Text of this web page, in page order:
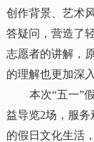
创作背景、艺术
答疑问，营造了
志愿者的讲解，
的理解也更加深入
本次“五一”
益导览2场，服务
的假日文化生活